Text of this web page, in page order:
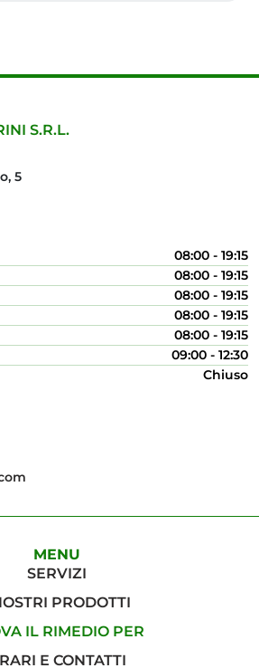
S.R.L.
5
08:00 - 19:15
08:00 - 19:15
08:00 - 19:15
08:00 - 19:15
08:00 - 19:15
09:00 - 12:30
Chiuso
MENU
SERVIZI
PRODOTTI
IL RIMEDIO PER
E CONTATTI